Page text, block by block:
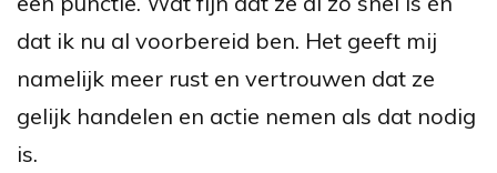
dat ik nu al voorbereid ben. Het geeft mij
namelijk meer rust en vertrouwen dat ze
gelijk handelen en actie nemen als dat nodig
is.